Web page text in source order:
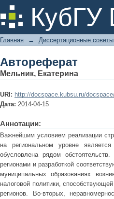
КубГУ
Автореферат
Главная → Диссертационные советы
Автореферат
Мельник, Екатерина
URI: http://docspace.kubsu.ru/
Дата: 2014-04-15
Аннотации:
Важнейшим условием реализации
на региональном уровне
обусловлена рядом
регионами и разработкой
муниципальных образованиях
налоговой политики,
регионов. Во-вторых,